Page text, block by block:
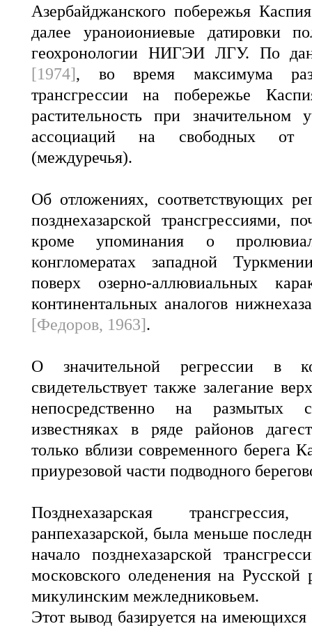
Азербайджанского побережья
далее ураноиониевые датировки
геохронологии НИГЭИ ЛГУ. По
[1974], во время максимума
трансгрессии на побережье
растительность при значительном
ассоциаций на свободных от
(междуречья).
Об отложениях, соответствующих
позднехазарской трансгрессиями,
кроме упоминания о
конгломератах западной
поверх озерно-аллювиальных
континентальных аналогов
[Федоров, 1963].
О значительной регрессии в
свидетельствует также залегание
непосредственно на размытых
известняках в ряде районов
только вблизи современного берега
приурезовой части подводного
Позднехазарская
ранпехазарской, была меньше
начало позднехазарской
московского оледенения на
микулинским межледниковьем.
Этот вывод базируется на